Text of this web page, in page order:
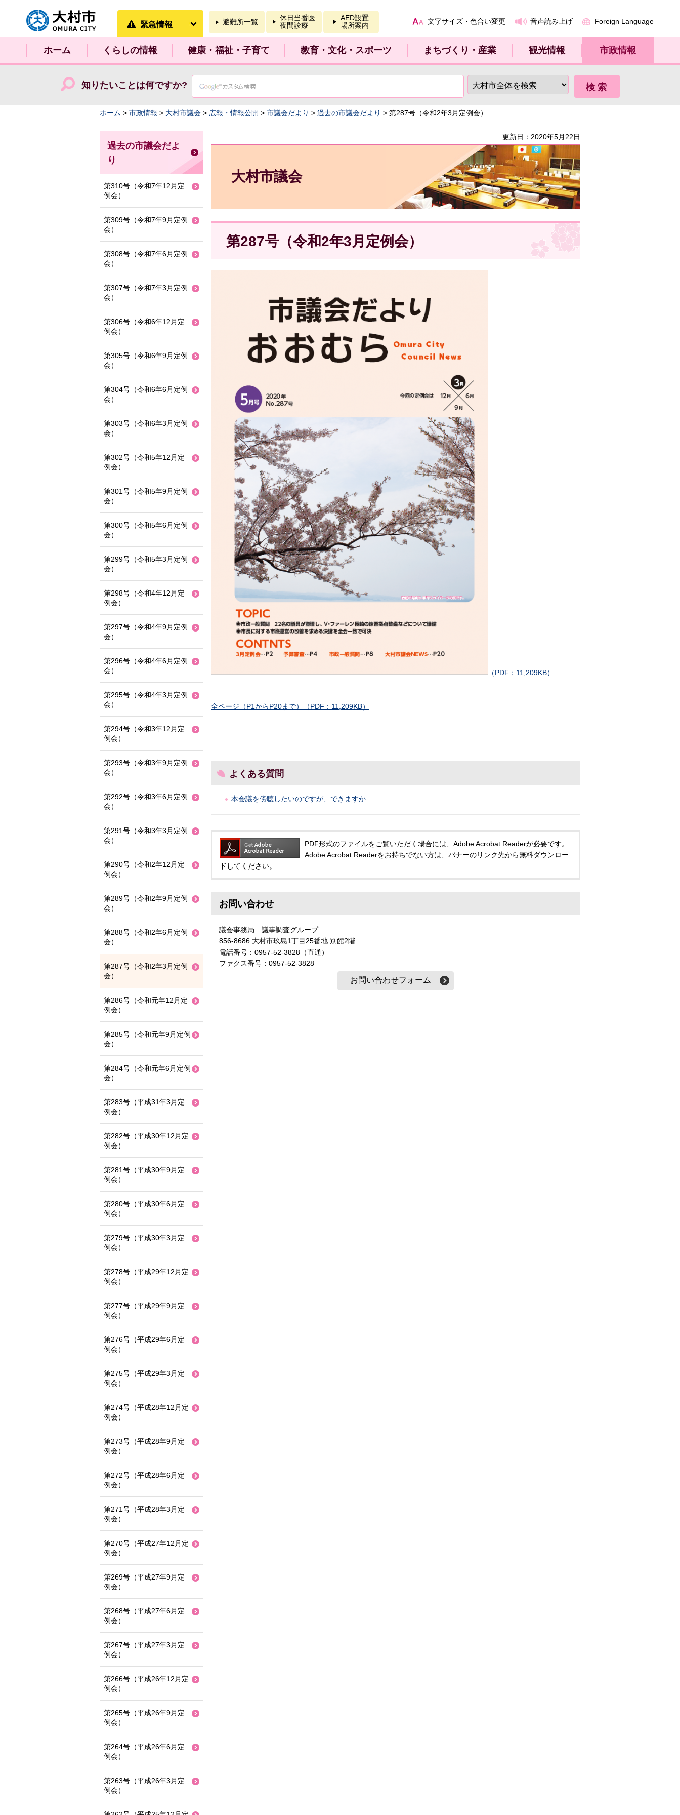
大村市
緊急情報 避難所一覧
休日当番医
夜間診療
AED設置
場所案内
文字サイズ・色合い変更 音声読み上げ Foreign Language
ホーム くらしの情報 健康・福祉・子育て 教育・文化・スポーツ まちづくり・産業 観光情報 市政情報
知りたいことは何ですか?
ホーム > 市政情報 > 大村市議会 > 広報・情報公開 > 市議会だより > 過去の市議会だより > 第287号（令和2年3月定例会）
更新日：2020年5月22日
大村市議会
第287号（令和2年3月定例会）
（PDF：11,209KB）
全ページ（P1からP20まで）（PDF：11,209KB）
よくある質問
本会議を傍聴したいのですが、できますか
PDF形式のファイルをご覧いただく場合には、Adobe Acrobat Readerが必要です。
Adobe Acrobat Readerをお持ちでない方は、バナーのリンク先から無料ダウンロー
ドしてください。
お問い合わせ
議会事務局 議事調査グループ
856-8686 大村市玖島1丁目25番地 別館2階
電話番号：0957-52-3828（直通）
ファクス番号：0957-52-3828
過去の市議会だよ
り
第310号（令和7年12月定
例会）
第309号（令和7年9月定例
会）
第308号（令和7年6月定例
会）
第307号（令和7年3月定例
会）
第306号（令和6年12月定
例会）
第305号（令和6年9月定例
会）
第304号（令和6年6月定例
会）
第303号（令和6年3月定例
会）
第302号（令和5年12月定
例会）
第301号（令和5年9月定例
会）
第300号（令和5年6月定例
会）
第299号（令和5年3月定例
会）
第298号（令和4年12月定
例会）
第297号（令和4年9月定例
会）
第296号（令和4年6月定例
会）
第295号（令和4年3月定例
会）
第294号（令和3年12月定
例会）
第293号（令和3年9月定例
会）
第292号（令和3年6月定例
会）
第291号（令和3年3月定例
会）
第290号（令和2年12月定
例会）
第289号（令和2年9月定例
会）
第288号（令和2年6月定例
会）
第287号（令和2年3月定例
会）
第286号（令和元年12月定
例会）
第285号（令和元年9月定例
会）
第284号（令和元年6月定例
会）
第283号（平成31年3月定
例会）
第282号（平成30年12月定
例会）
第281号（平成30年9月定
例会）
第280号（平成30年6月定
例会）
第279号（平成30年3月定
例会）
第278号（平成29年12月定
例会）
第277号（平成29年9月定
例会）
第276号（平成29年6月定
例会）
第275号（平成29年3月定
例会）
第274号（平成28年12月定
例会）
第273号（平成28年9月定
例会）
第272号（平成28年6月定
例会）
第271号（平成28年3月定
例会）
第270号（平成27年12月定
例会）
第269号（平成27年9月定
例会）
第268号（平成27年6月定
例会）
第267号（平成27年3月定
例会）
第266号（平成26年12月定
例会）
第265号（平成26年9月定
例会）
第264号（平成26年6月定
例会）
第263号（平成26年3月定
例会）